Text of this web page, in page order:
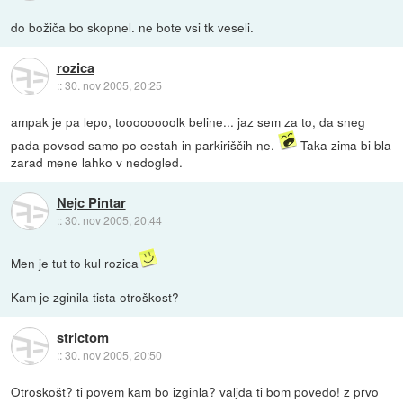
do božiča bo skopnel. ne bote vsi tk veseli.
rozica
::30. nov 2005, 20:25
ampak je pa lepo, toooooooolk beline... jaz sem za to, da sneg
pada povsod samo po cestah in parkiriščih ne.
Taka zima bi bla
zarad mene lahko v nedogled.
Nejc Pintar
::30. nov 2005, 20:44
Men je tut to kul rozica
Kam je zginila tista otroškost?
strictom
::30. nov 2005, 20:50
Otroskošt? ti povem kam bo izginla? valjda ti bom povedo! z prvo